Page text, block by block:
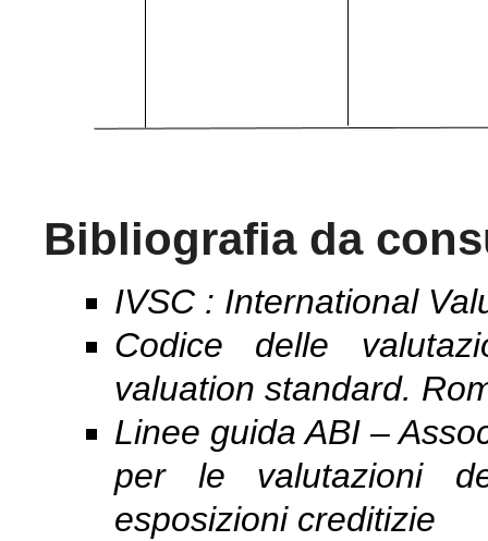
Bibliografia da
IVSC : International
Codice delle
valuation standard.
Linee guida ABI –
per le valutazioni
esposizioni creditizie